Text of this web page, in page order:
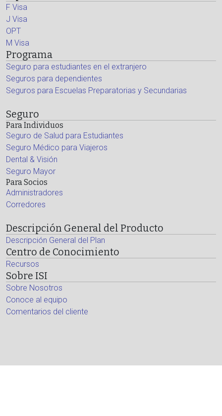
F Visa
J Visa
OPT
M Visa
Programa
Seguro para estudiantes en el extranjero
Seguros para dependientes
Seguros para Escuelas Preparatorias y Secundarias
Seguro
Para Individuos
Seguro de Salud para Estudiantes
Seguro Médico para Viajeros
Dental & Visión
Seguro Mayor
Para Socios
Administradores
Corredores
Descripción General del Producto
Descripción General del Plan
Centro de Conocimiento
Recursos
Sobre ISI
Sobre Nosotros
Conoce al equipo
Comentarios del cliente